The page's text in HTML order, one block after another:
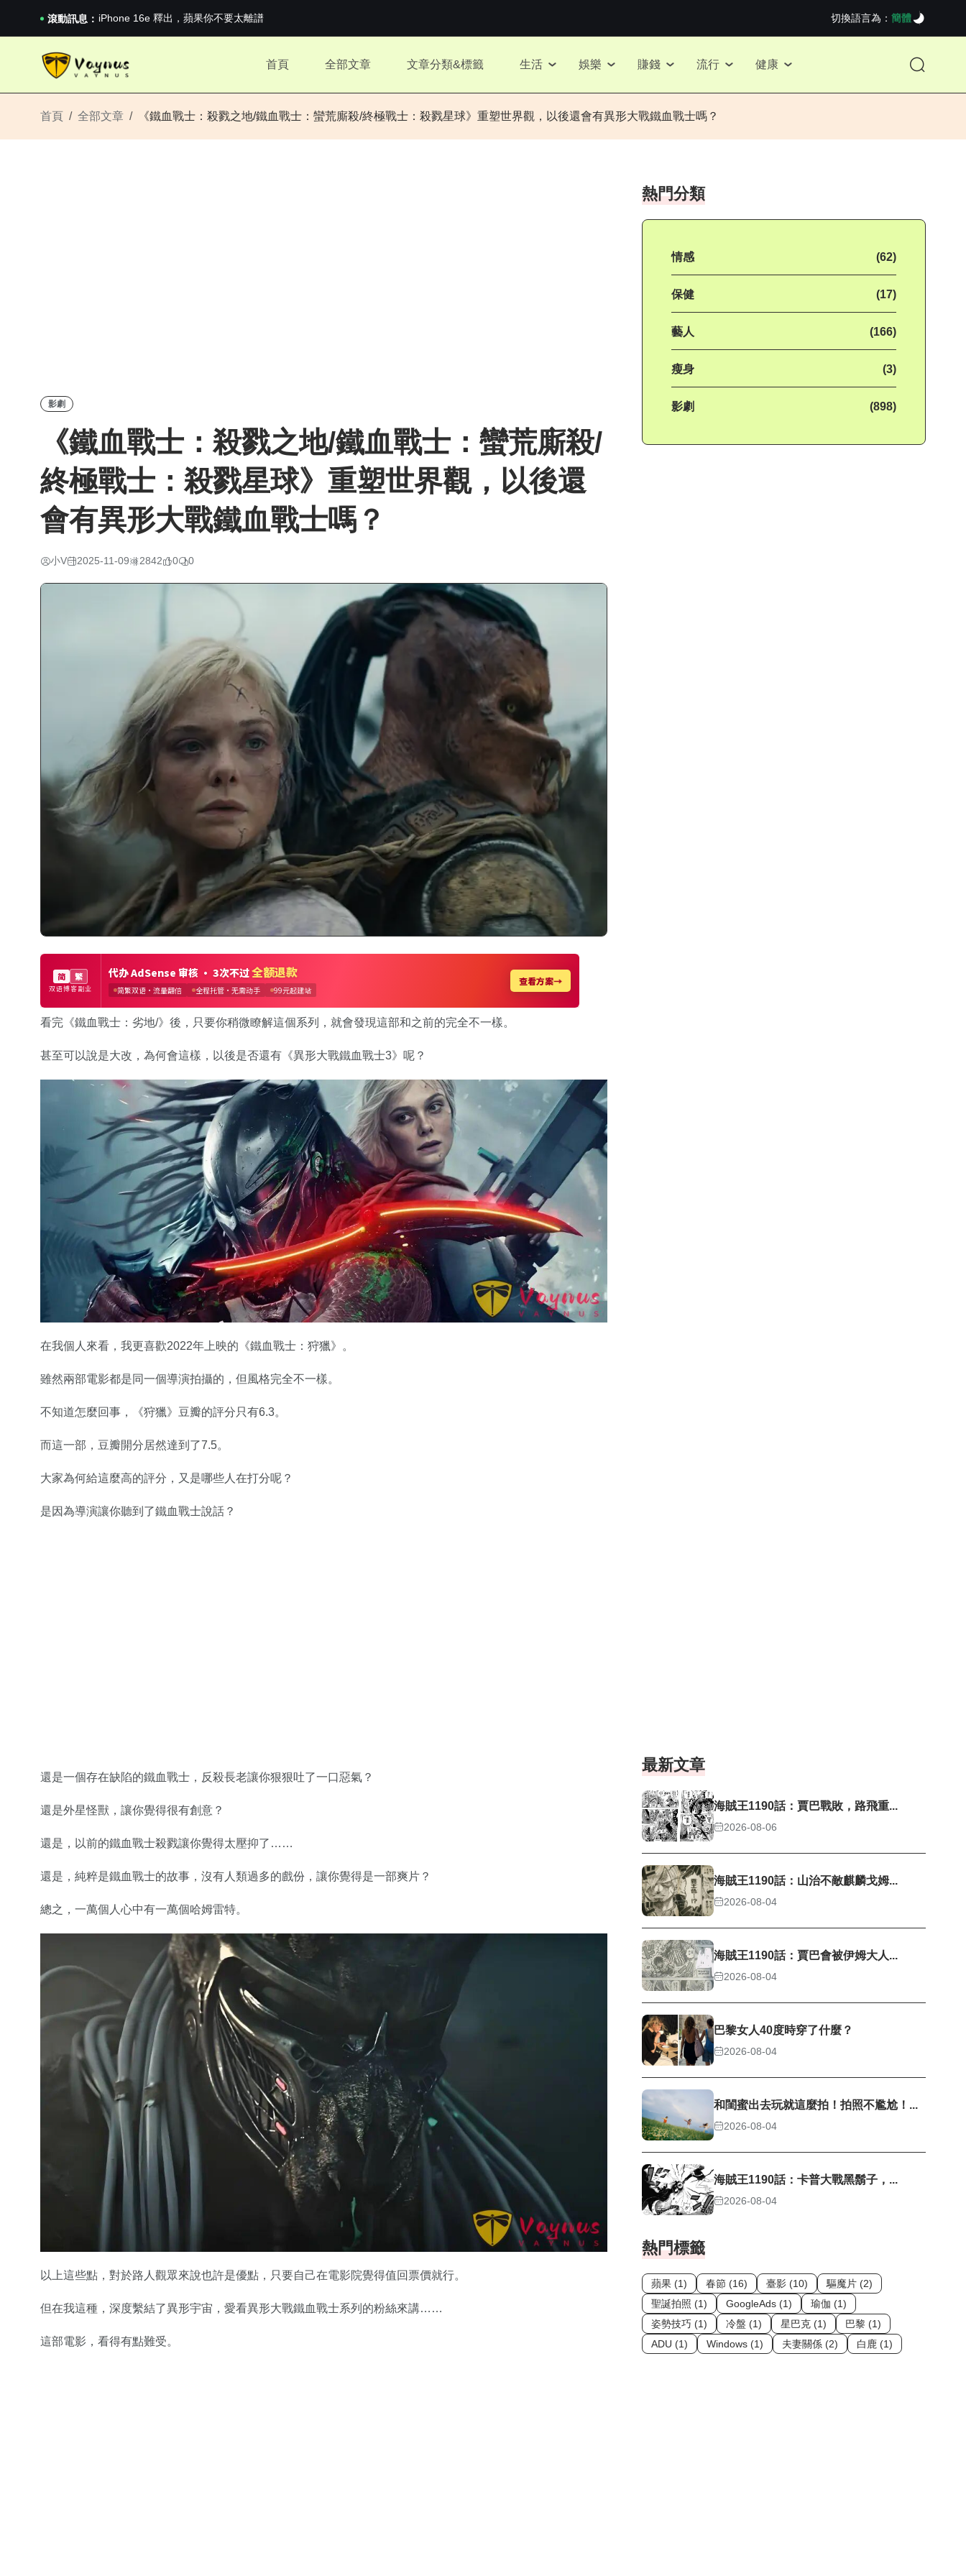
滾動訊息： iPhone 16e 釋出，蘋果你不要太離譜
2026澳網男單收官：全滿貫對上全滿亞，德約...
iPhone 16e 釋出，蘋果你不要太離譜
切換語言為： 簡體
首頁 全部文章 文章分類&標籤 生活 娛樂 賺錢 流行 健康
首頁 全部文章 《鐵血戰士：殺戮之地/鐵血戰士：蠻荒廝殺/終極戰士：殺戮星球》重塑世界觀，以後還會有異形大戰鐵血戰士嗎？
影劇
《鐵血戰士：殺戮之地/鐵血戰士：蠻荒廝殺/
終極戰士：殺戮星球》重塑世界觀，以後還
會有異形大戰鐵血戰士嗎？
小V 2025-11-09 2842 0 0
看完《鐵血戰士：劣地/》後，只要你稍微瞭解這個系列，就會發現這部和之前的完全不一樣。
甚至可以說是大改，為何會這樣，以後是否還有《異形大戰鐵血戰士3》呢？
在我個人來看，我更喜歡2022年上映的《鐵血戰士：狩獵》。
雖然兩部電影都是同一個導演拍攝的，但風格完全不一樣。
不知道怎麼回事，《狩獵》豆瓣的評分只有6.3。
而這一部，豆瓣開分居然達到了7.5。
大家為何給這麼高的評分，又是哪些人在打分呢？
是因為導演讓你聽到了鐵血戰士說話？
還是一個存在缺陷的鐵血戰士，反殺長老讓你狠狠吐了一口惡氣？
還是外星怪獸，讓你覺得很有創意？
還是，以前的鐵血戰士殺戮讓你覺得太壓抑了……
還是，純粹是鐵血戰士的故事，沒有人類過多的戲份，讓你覺得是一部爽片？
總之，一萬個人心中有一萬個哈姆雷特。
以上這些點，對於路人觀眾來說也許是優點，只要自己在電影院覺得值回票價就行。
但在我這種，深度繫結了異形宇宙，愛看異形大戰鐵血戰士系列的粉絲來講……
這部電影，看得有點難受。
熱門分類
情感 (62)
保健 (17)
藝人 (166)
瘦身 (3)
影劇 (898)
最新文章
海賊王1190話：賈巴戰敗，路飛重...
2026-08-06
海賊王1190話：山治不敵麒麟戈姆...
2026-08-04
海賊王1190話：賈巴會被伊姆大人...
2026-08-04
巴黎女人40度時穿了什麼？
2026-08-04
和閨蜜出去玩就這麼拍！拍照不尷尬！...
2026-08-04
海賊王1190話：卡普大戰黑鬍子，...
2026-08-04
熱門標籤
蘋果 (1) 春節 (16) 臺影 (10)
驅魔片 (2)
聖誕拍照 (1)
GoogleAds (1)
瑜伽 (1)
姿勢技巧 (1)
冷盤 (1) 星巴克 (1)
巴黎 (1)
ADU (1)
Windows (1) 夫妻關係 (2) 白鹿 (1)